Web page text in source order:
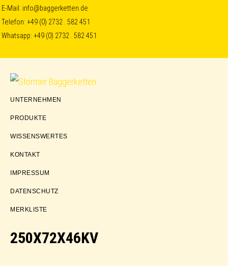
Skip
to
primary
navigation
Skip
to
content
Skip
to
E-Mail: info@baggerketten.de
Telefon:+49 (0) 2732 . 582 451
Whatsapp:+49 (0) 2732 . 582 451
Störmer
UNTERNEHMEN
PRODUKTE
WISSENSWERTES
KONTAKT
IMPRESSUM
DATENSCHUTZ
MERKLISTE
250X72X46KV